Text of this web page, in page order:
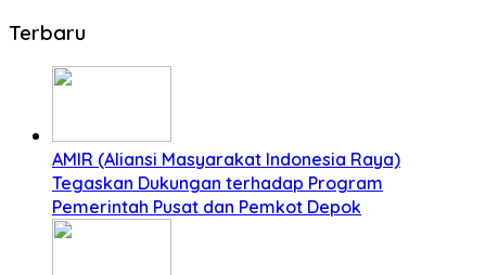
Terbaru
AMIR (Aliansi Masyarakat Indonesia Raya)
Tegaskan Dukungan terhadap Program
Pemerintah Pusat dan Pemkot Depok